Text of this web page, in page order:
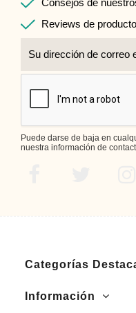
Consejos de
Reviews de
Puede darse de baja en
nuestra información de
Categorías
Información